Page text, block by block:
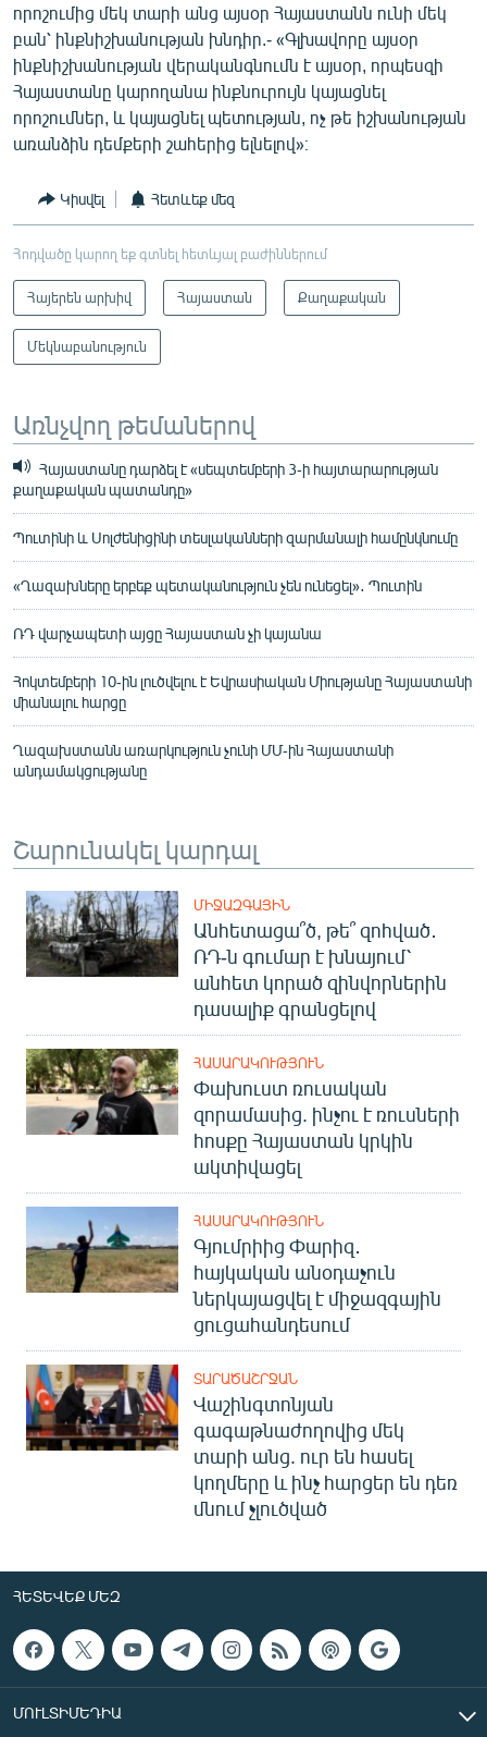
որոշումից մեկ տարի անց այսօր Հայաստանն ունի մեկ
բան՝ ինքնիշխանության խնդիր.- «Գլխավորը այսօր
ինքնիշխանության վերականգնումն է այսօր, որպեսզի
Հայաստանը կարողանա ինքնուրույն կայացնել
որոշումներ, և կայացնել պետության, ոչ թե իշխանության
առանձին դեմքերի շահերից ելնելով»։
Կիսվել Հետևեք մեզ
Հոդվածը կարող եք գտնել հետևյալ բաժիններում
Հայերեն արխիվ Հայաստան Քաղաքական
Մեկնաբանություն
Առնչվող թեմաներով
Հայաստանը դարձել է «սեպտեմբերի 3-ի հայտարարության
քաղաքական պատանդը»
Պուտինի և Սոլժենիցինի տեսլականների զարմանալի համընկնումը
«Ղազախները երբեք պետականություն չեն ունեցել»․ Պուտին
ՌԴ վարչապետի այցը Հայաստան չի կայանա
Հոկտեմբերի 10-ին լուծվելու է Եվրասիական Միությանը Հայաստանի
միանալու հարցը
Ղազախստանն առարկություն չունի ՄՄ-ին Հայաստանի
անդամակցությանը
Շարունակել կարդալ
ՄԻՋԱԶԳԱՅԻՆ
Անհետացա՞ծ, թե՞ զոհված․
ՌԴ-ն գումար է խնայում՝
անհետ կորած զինվորներին
դասալիք գրանցելով
ՀԱՍԱՐԱԿՈՒԹՅՈՒՆ
Փախուստ ռուսական
զորամասից. ինչու է ռուսների
հոսքը Հայաստան կրկին
ակտիվացել
ՀԱՍԱՐԱԿՈՒԹՅՈՒՆ
Գյումրիից Փարիզ․
հայկական անօդաչուն
ներկայացվել է միջազգային
ցուցահանդեսում
ՏԱՐԱԾԱՇՐՋԱՆ
Վաշինգտոնյան
գագաթնաժողովից մեկ
տարի անց. ուր են հասել
կողմերը և ինչ հարցեր են դեռ
մնում չլուծված
ՀԵՏԵՎԵՔ ՄԵԶ
ՄՈՒԼՏԻՄԵԴԻԱ